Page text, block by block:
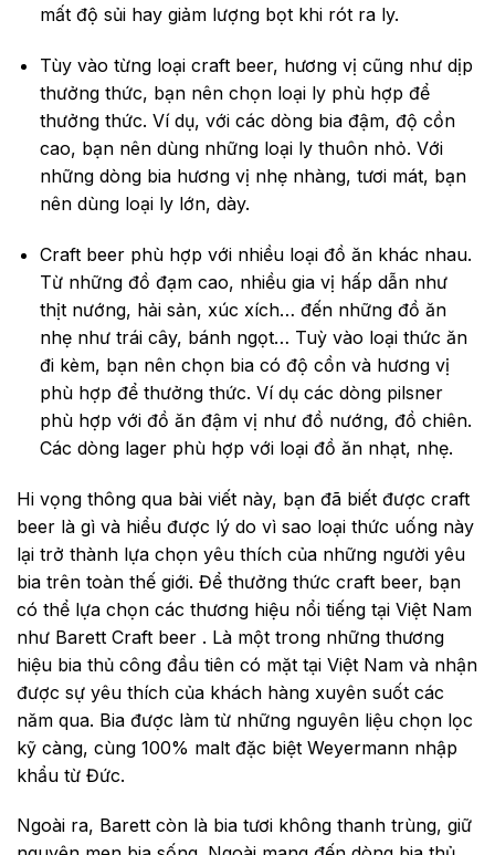
mất độ sủi hay giảm lượng bọt khi rót ra ly.
Tùy vào từng loại craft beer, hương vị cũng như dịp
thưởng thức, bạn nên chọn loại ly phù hợp để
thưởng thức. Ví dụ, với các dòng bia đậm, độ cồn
cao, bạn nên dùng những loại ly thuôn nhỏ. Với
những dòng bia hương vị nhẹ nhàng, tươi mát, bạn
nên dùng loại ly lớn, dày.
Craft beer phù hợp với nhiều loại đồ ăn khác nhau.
Từ những đồ đạm cao, nhiều gia vị hấp dẫn như
thịt nướng, hải sản, xúc xích… đến những đồ ăn
nhẹ như trái cây, bánh ngọt… Tuỳ vào loại thức ăn
đi kèm, bạn nên chọn bia có độ cồn và hương vị
phù hợp để thưởng thức. Ví dụ các dòng pilsner
phù hợp với đồ ăn đậm vị như đồ nướng, đồ chiên.
Các dòng lager phù hợp với loại đồ ăn nhạt, nhẹ.
Hi vọng thông qua bài viết này, bạn đã biết được craft
beer là gì và hiểu được lý do vì sao loại thức uống này
lại trở thành lựa chọn yêu thích của những người yêu
bia trên toàn thế giới. Để thưởng thức craft beer, bạn
có thể lựa chọn các thương hiệu nổi tiếng tại Việt Nam
như Barett Craft beer . Là một trong những thương
hiệu bia thủ công đầu tiên có mặt tại Việt Nam và nhận
được sự yêu thích của khách hàng xuyên suốt các
năm qua. Bia được làm từ những nguyên liệu chọn lọc
kỹ càng, cùng 100% malt đặc biệt Weyermann nhập
khẩu từ Đức.
Ngoài ra, Barett còn là bia tươi không thanh trùng, giữ